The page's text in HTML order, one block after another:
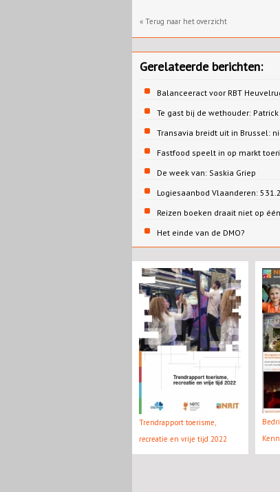
« Terug naar het overzicht
Gerelateerde berichten:
Balanceeract voor RBT
Te gast bij de wethouder:
Transavia breidt uit in Brussel:
Fastfood speelt in op markt
De week van: Saskia Griep
Logiesaanbod Vlaanderen:
Reizen boeken draait niet op
Het einde van de DMO?
Trendrapport toerisme,
recreatie en vrije tijd 2022